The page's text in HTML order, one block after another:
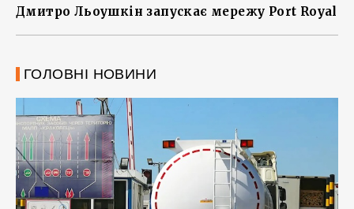
Дмитро Льоушкін запускає мережу Port Royal
ГОЛОВНІ НОВИНИ